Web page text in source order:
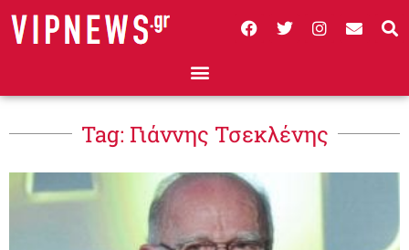
Tag: Γιάννης Τσεκλένης